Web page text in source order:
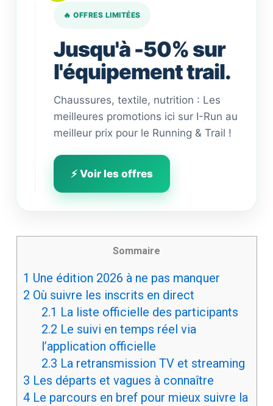
🔥 OFFRES LIMITÉES
Jusqu'à -50% sur
l'équipement trail.
Chaussures, textile, nutrition : Les
meilleures promotions ici sur I-Run au
meilleur prix pour le Running & Trail !
⚡ Voir les offres
Sommaire
1 Une édition 2026 à ne pas manquer
2 Où suivre les inscrits en direct
2.1 La liste officielle des participants
2.2 Le suivi en temps réel via
l’application officielle
2.3 La retransmission TV et streaming
3 Les départs et vagues à connaître
4Le parcours en bref pour mieux suivre la